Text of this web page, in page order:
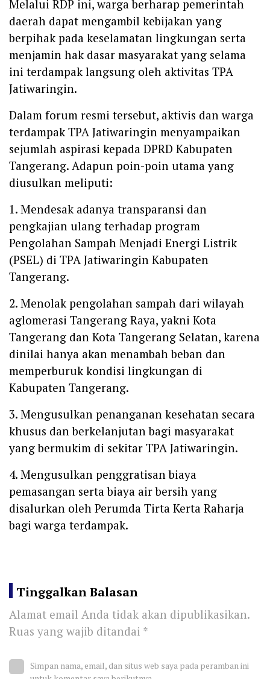
‎Melalui RDP ini, warga berharap pemerintah
daerah dapat mengambil kebijakan yang
berpihak pada keselamatan lingkungan serta
menjamin hak dasar masyarakat yang selama
ini terdampak langsung oleh aktivitas TPA
Jatiwaringin.
‎Dalam forum resmi tersebut, aktivis dan warga
terdampak TPA Jatiwaringin menyampaikan
sejumlah aspirasi kepada DPRD Kabupaten
Tangerang. Adapun poin-poin utama yang
diusulkan meliputi:
‎1. Mendesak adanya transparansi dan
pengkajian ulang terhadap program
Pengolahan Sampah Menjadi Energi Listrik
(PSEL) di TPA Jatiwaringin Kabupaten
Tangerang.
‎2. Menolak pengolahan sampah dari wilayah
aglomerasi Tangerang Raya, yakni Kota
Tangerang dan Kota Tangerang Selatan, karena
dinilai hanya akan menambah beban dan
memperburuk kondisi lingkungan di
Kabupaten Tangerang.
‎3. Mengusulkan penanganan kesehatan secara
khusus dan berkelanjutan bagi masyarakat
yang bermukim di sekitar TPA Jatiwaringin.
‎4. Mengusulkan penggratisan biaya
pemasangan serta biaya air bersih yang
disalurkan oleh Perumda Tirta Kerta Raharja
bagi warga terdampak.
Tinggalkan Balasan
Alamat email Anda tidak akan dipublikasikan.
Ruas yang wajib ditandai *
Simpan nama, email, dan situs web saya pada peramban ini